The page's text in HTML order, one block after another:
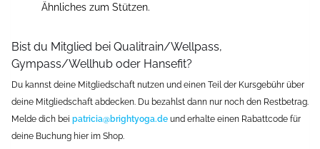
Ähnliches zum Stützen.
Bist du Mitglied bei Qualitrain/Wellpass,
Gympass/Wellhub oder Hansefit?
Du kannst deine Mitgliedschaft nutzen und einen Teil der Kursgebühr über
deine Mitgliedschaft abdecken. Du bezahlst dann nur noch den Restbetrag.
Melde dich bei patricia@brightyoga.de und erhalte einen Rabattcode für
deine Buchung hier im Shop.